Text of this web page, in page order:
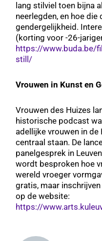
lang stilviel toen bijna
neerlegden, en hoe
gendergelijkheid.
(korting voor -26-
https://www.buda.be/
still/
Vrouwen in Kunst en
Vrouwen des Huizes
historische podcast
adellijke vrouwen in
centraal staan. De
panelgesprek in
wordt besproken hoe
wereld vroeger
gratis, maar
op de website:
https://